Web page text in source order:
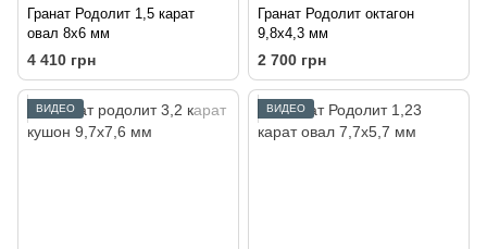
Гранат Родолит 1,5 карат
овал 8х6 мм
4 410 грн
Гранат Родолит октагон
9,8х4,3 мм
2 700 грн
ВИДЕО ВИДЕО